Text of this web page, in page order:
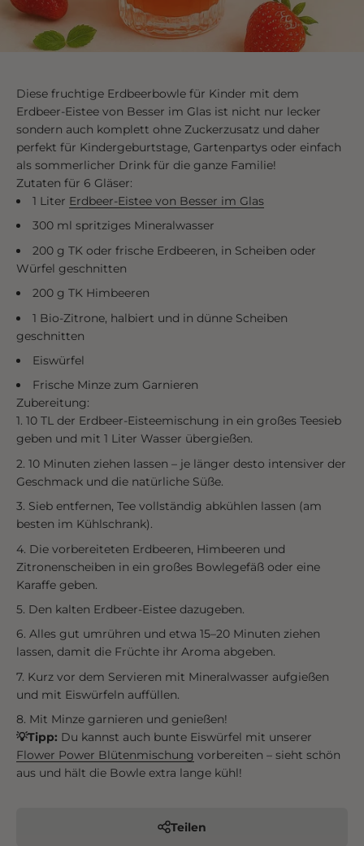
Diese fruchtige Erdbeerbowle für Kinder mit dem
Erdbeer-Eistee von Besser im Glas ist nicht nur lecker
sondern auch komplett ohne Zuckerzusatz und daher
perfekt für Kindergeburtstage, Gartenpartys oder einfach
als sommerlicher Drink für die ganze Familie!
Zutaten für 6 Gläser:
1 Liter Erdbeer-Eistee von Besser im Glas
300 ml spritziges Mineralwasser
200 g TK oder frische Erdbeeren, in Scheiben oder
Würfel geschnitten
200 g TK Himbeeren
1 Bio-Zitrone, halbiert und in dünne Scheiben
geschnitten
Eiswürfel
Frische Minze zum Garnieren
Zubereitung:
10 TL der Erdbeer-Eisteemischung in ein großes Teesieb
geben und mit 1 Liter Wasser übergießen.
10 Minuten ziehen lassen – je länger desto intensiver der
Geschmack und die natürliche Süße.
Sieb entfernen, Tee vollständig abkühlen lassen (am
besten im Kühlschrank).
Die vorbereiteten Erdbeeren, Himbeeren und
Zitronenscheiben in ein großes Bowlegefäß oder eine
Karaffe geben.
Den kalten Erdbeer-Eistee dazugeben.
Alles gut umrühren und etwa 15–20 Minuten ziehen
lassen, damit die Früchte ihr Aroma abgeben.
Kurz vor dem Servieren mit Mineralwasser aufgießen
und mit Eiswürfeln auffüllen.
Mit Minze garnieren und genießen!
💡Tipp: Du kannst auch bunte Eiswürfel mit unserer
Flower Power Blütenmischung vorbereiten – sieht schön
aus und hält die Bowle extra lange kühl!
Teilen